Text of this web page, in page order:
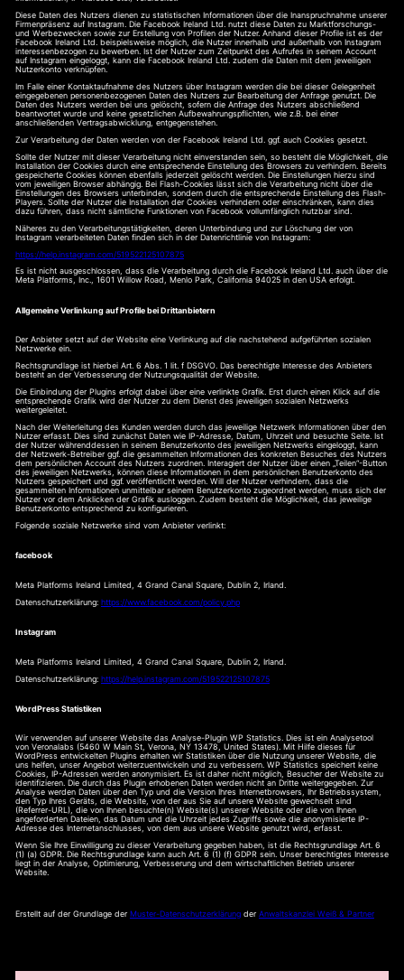
Diese Daten des Nutzers dienen zu statistischen Informationen über die Inanspruchnahme unserer
Firmenpräsenz auf Instagram. Die Facebook Ireland Ltd. nutzt diese Daten zu Marktforschungs-
und Werbezwecken sowie zur Erstellung von Profilen der Nutzer. Anhand dieser Profile ist es der
Facebook Ireland Ltd. beispielsweise möglich, die Nutzer innerhalb und außerhalb von Instagram
interessenbezogen zu bewerben. Ist der Nutzer zum Zeitpunkt des Aufrufes in seinem Account
auf Instagram eingeloggt, kann die Facebook Ireland Ltd. zudem die Daten mit dem jeweiligen
Nutzerkonto verknüpfen.
Im Falle einer Kontaktaufnahme des Nutzers über Instagram werden die bei dieser Gelegenheit
eingegebenen personenbezogenen Daten des Nutzers zur Bearbeitung der Anfrage genutzt. Die
Daten des Nutzers werden bei uns gelöscht, sofern die Anfrage des Nutzers abschließend
beantwortet wurde und keine gesetzlichen Aufbewahrungspflichten, wie z.B. bei einer
anschließenden Vertragsabwicklung, entgegenstehen.
Zur Verarbeitung der Daten werden von der Facebook Ireland Ltd. ggf. auch Cookies gesetzt.
Sollte der Nutzer mit dieser Verarbeitung nicht einverstanden sein, so besteht die Möglichkeit, die
Installation der Cookies durch eine entsprechende Einstellung des Browsers zu verhindern. Bereits
gespeicherte Cookies können ebenfalls jederzeit gelöscht werden. Die Einstellungen hierzu sind
vom jeweiligen Browser abhängig. Bei Flash-Cookies lässt sich die Verarbeitung nicht über die
Einstellungen des Browsers unterbinden, sondern durch die entsprechende Einstellung des Flash-
Players. Sollte der Nutzer die Installation der Cookies verhindern oder einschränken, kann dies
dazu führen, dass nicht sämtliche Funktionen von Facebook vollumfänglich nutzbar sind.
Näheres zu den Verarbeitungstätigkeiten, deren Unterbindung und zur Löschung der von
Instagram verarbeiteten Daten finden sich in der Datenrichtlinie von Instagram:
https://help.instagram.com/519522125107875
Es ist nicht ausgeschlossen, dass die Verarbeitung durch die Facebook Ireland Ltd. auch über die
Meta Platforms, Inc., 1601 Willow Road, Menlo Park, California 94025 in den USA erfolgt.
Allgemeine Verlinkung auf Profile bei Drittanbietern
Der Anbieter setzt auf der Website eine Verlinkung auf die nachstehend aufgeführten sozialen
Netzwerke ein.
Rechtsgrundlage ist hierbei Art. 6 Abs. 1 lit. f DSGVO. Das berechtigte Interesse des Anbieters
besteht an der Verbesserung der Nutzungsqualität der Website.
Die Einbindung der Plugins erfolgt dabei über eine verlinkte Grafik. Erst durch einen Klick auf die
entsprechende Grafik wird der Nutzer zu dem Dienst des jeweiligen sozialen Netzwerks
weitergeleitet.
Nach der Weiterleitung des Kunden werden durch das jeweilige Netzwerk Informationen über den
Nutzer erfasst. Dies sind zunächst Daten wie IP-Adresse, Datum, Uhrzeit und besuchte Seite. Ist
der Nutzer währenddessen in seinem Benutzerkonto des jeweiligen Netzwerks eingeloggt, kann
der Netzwerk-Betreiber ggf. die gesammelten Informationen des konkreten Besuches des Nutzers
dem persönlichen Account des Nutzers zuordnen. Interagiert der Nutzer über einen „Teilen“-Button
des jeweiligen Netzwerks, können diese Informationen in dem persönlichen Benutzerkonto des
Nutzers gespeichert und ggf. veröffentlicht werden. Will der Nutzer verhindern, dass die
gesammelten Informationen unmittelbar seinem Benutzerkonto zugeordnet werden, muss sich der
Nutzer vor dem Anklicken der Grafik ausloggen. Zudem besteht die Möglichkeit, das jeweilige
Benutzerkonto entsprechend zu konfigurieren.
Folgende soziale Netzwerke sind vom Anbieter verlinkt:
facebook
Meta Platforms Ireland Limited, 4 Grand Canal Square, Dublin 2, Irland.
Datenschutzerklärung: https://www.facebook.com/policy.php
Instagram
Meta Platforms Ireland Limited, 4 Grand Canal Square, Dublin 2, Irland.
Datenschutzerklärung: https://help.instagram.com/519522125107875
WordPress Statistiken
Wir verwenden auf unserer Website das Analyse-Plugin WP Statistics. Dies ist ein Analysetool
von Veronalabs (5460 W Main St, Verona, NY 13478, United States). Mit Hilfe dieses für
WordPress entwickelten Plugins erhalten wir Statistiken über die Nutzung unserer Website, die
uns helfen, unser Angebot weiterzuentwickeln und zu verbessern. WP Statistics speichert keine
Cookies, IP-Adressen werden anonymisiert. Es ist daher nicht möglich, Besucher der Website zu
identifizieren. Die durch das Plugin erhobenen Daten werden nicht an Dritte weitergegeben. Zur
Analyse werden Daten über den Typ und die Version Ihres Internetbrowsers, Ihr Betriebssystem,
den Typ Ihres Geräts, die Website, von der aus Sie auf unsere Website gewechselt sind
(Referrer-URL), die von Ihnen besuchte(n) Website(s) unserer Website oder die von Ihnen
angeforderten Dateien, das Datum und die Uhrzeit jedes Zugriffs sowie die anonymisierte IP-
Adresse des Internetanschlusses, von dem aus unsere Website genutzt wird, erfasst.
Wenn Sie Ihre Einwilligung zu dieser Verarbeitung gegeben haben, ist die Rechtsgrundlage Art. 6
(1) (a) GDPR. Die Rechtsgrundlage kann auch Art. 6 (1) (f) GDPR sein. Unser berechtigtes Interesse
liegt in der Analyse, Optimierung, Verbesserung und dem wirtschaftlichen Betrieb unserer
Website.
Erstellt auf der Grundlage der Muster-Datenschutzerklärungder Anwaltskanzlei Weiß & Partner